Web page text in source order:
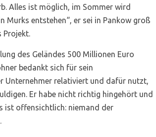
Alles ist möglich, im Sommer wird
Murks entstehen“, er sei in Pankow groß
Projekt.
des Geländes 500 Millionen Euro
bedankt sich für sein
Unternehmer relativiert und dafür nutzt,
Er habe nicht richtig hingehört und
ist offensichtlich: niemand der